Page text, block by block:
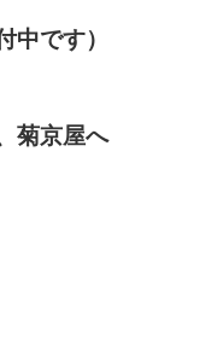
中です）
菊京屋へ